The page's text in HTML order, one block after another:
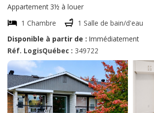
Appartement 3½ à louer
1 Chambre
1 Salle de bain/d'eau
Disponible à partir de : Immédiatement
Réf. LogisQuébec : 349722